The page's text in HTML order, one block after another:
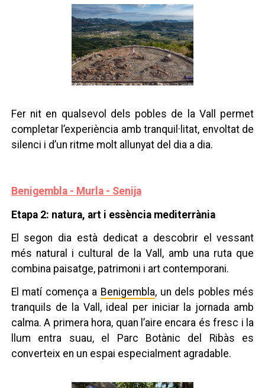
Fer nit en qualsevol dels pobles de la Vall permet
completar l’experiència amb tranquil·litat, envoltat de
silenci i d’un ritme molt allunyat del dia a dia.
Benigembla - Murla - Senija
Etapa 2: natura, art i essència mediterrània
El segon dia està dedicat a descobrir el vessant
més natural i cultural de la Vall, amb una ruta que
combina paisatge, patrimoni i art contemporani.
El matí comença a Benigembla, un dels pobles més
tranquils de la Vall, ideal per iniciar la jornada amb
calma. A primera hora, quan l’aire encara és fresc i la
llum entra suau, el Parc Botànic del Ribàs es
converteix en un espai especialment agradable.